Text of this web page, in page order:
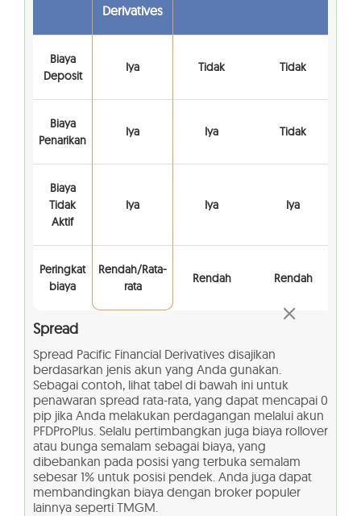
Derivatives
Biaya
Deposit
Iya Tidak Tidak
Biaya
Penarikan
Iya Iya Tidak
Biaya
Tidak
Aktif
Iya Iya Iya
Peringkat
biaya
Rendah/Rata-
rata
Rendah Rendah
Spread
Spread Pacific Financial Derivatives disajikan
berdasarkan jenis akun yang Anda gunakan.
Sebagai contoh, lihat tabel di bawah ini untuk
penawaran spread rata-rata, yang dapat mencapai 0
pip jika Anda melakukan perdagangan melalui akun
PFDProPlus. Selalu pertimbangkan juga biaya rollover
atau bunga semalam sebagai biaya, yang
dibebankan pada posisi yang terbuka semalam
sebesar 1% untuk posisi pendek. Anda juga dapat
membandingkan biaya dengan broker populer
lainnya seperti TMGM.